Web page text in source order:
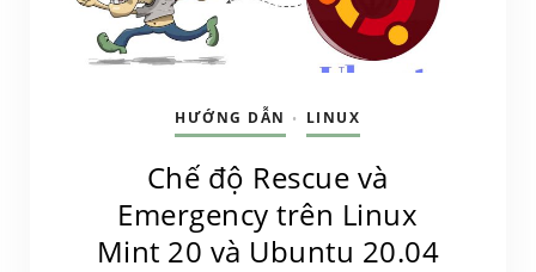
HƯỚNG DẪN • LINUX
Chế độ Rescue và
Emergency trên Linux
Mint 20 và Ubuntu 20.04